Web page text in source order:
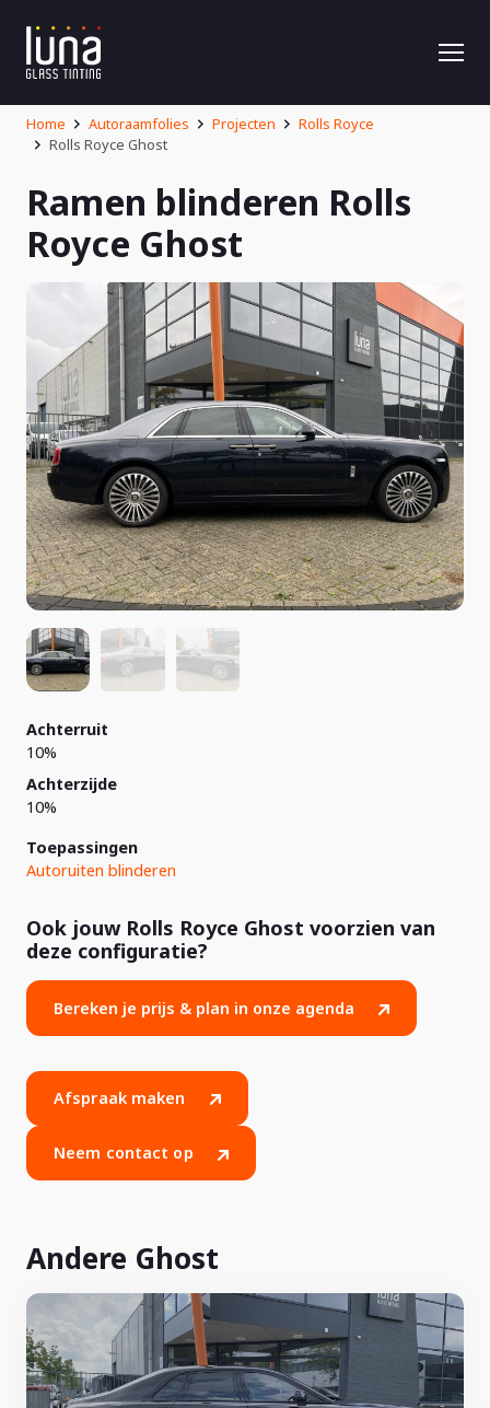
Home Autoraamfolies Projecten
Rolls Royce
Rolls Royce Ghost
Ramen blinderen Rolls
Royce Ghost
Achterruit
10%
Achterzijde
10%
Toepassingen
Autoruiten blinderen
Ook jouw Rolls Royce Ghost voorzien van
deze configuratie?
Bereken je prijs & plan in onze agenda
Afspraak maken
Neem contact op
Andere Ghost